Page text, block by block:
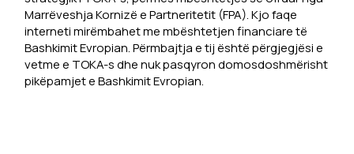
Marrëveshja Kornizë e Partneritetit (FPA). Kjo faqe
interneti mirëmbahet me mbështetjen financiare të
Bashkimit Evropian. Përmbajtja e tij është përgjegjësi e
vetme e TOKA-s dhe nuk pasqyron domosdoshmërisht
pikëpamjet e Bashkimit Evropian.